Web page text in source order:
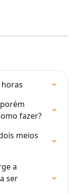
fazer?
meios
a
ser